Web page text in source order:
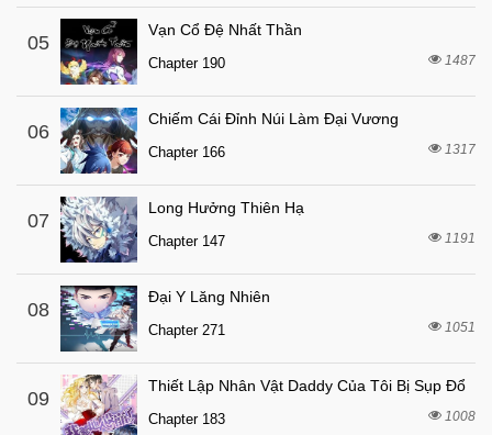
Chapter 68 4 tháng trước
Chapter 67
Chapter 66 4 tháng trước
Chapter 65
Chapter 64
Chapter 63 4 tháng trước
Chapter 62
Chapter 61 5 tháng trước
Chapter 60
Chapter 59
Chapter 58 5 tháng trước
Chapter 57
05
Vạn Cổ Đệ Nhất Thần
Chapter 190 1487
06
Chiếm Cái Đỉnh Núi Làm Đại Vương
Chapter 166 1317
07
Long Hưởng Thiên Hạ
Chapter 147 1191
08
Đại Y Lăng Nhiên
Chapter 271 1051
09
Thiết Lập Nhân Vật Daddy Của Tôi Bị Sụp Đổ
Chapter 183 1008